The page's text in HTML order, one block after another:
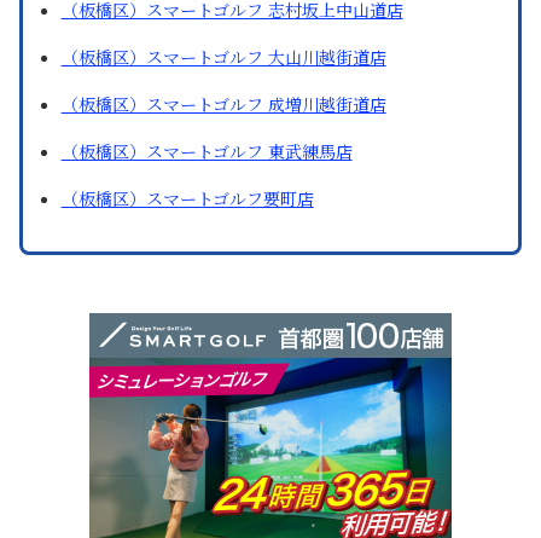
（板橋区）スマートゴルフ 志村坂上中山道店
（板橋区）スマートゴルフ 大山川越街道店
（板橋区）スマートゴルフ 成増川越街道店
（板橋区）スマートゴルフ 東武練馬店
（板橋区）スマートゴルフ要町店